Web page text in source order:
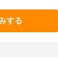
する